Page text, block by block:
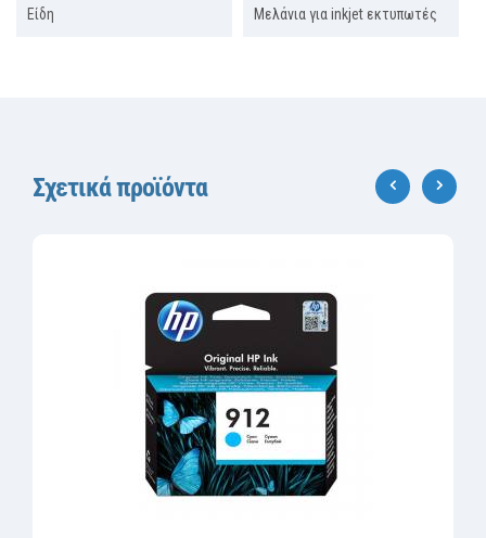
Είδη Μελάνια για inkjet εκτυπωτές
Σχετικά προϊόντα